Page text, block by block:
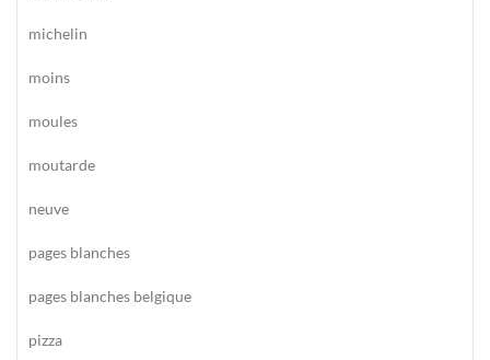
michelin
moins
moules
moutarde
neuve
pages blanches
pages blanches belgique
pizza